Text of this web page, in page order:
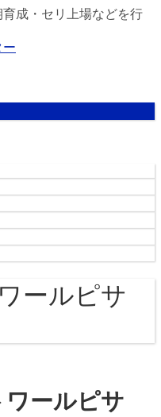
成・セリ上場などを行
ー
ールピサ
ワールピサ